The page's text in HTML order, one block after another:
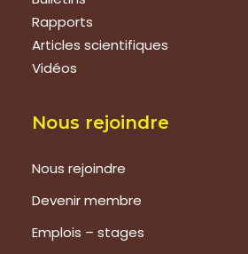
Rapports
Articles scientifiques
Vidéos
Nous rejoindre
Nous rejoindre
Devenir membre
Emplois – stages